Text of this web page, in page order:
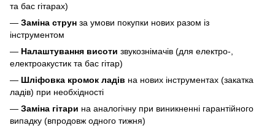
та бас гітарах)
— Заміна струн за умови покупки нових разом із
інструментом
— Налаштування висоти звукознімачів (для електро-,
електроакустик та бас гітар)
— Шліфовка кромок ладів на нових інструментах (закатка
ладів) при необхідності
— Заміна гітари на аналогічну при виникненні гарантійного
випадку (впродовж одного тижня)